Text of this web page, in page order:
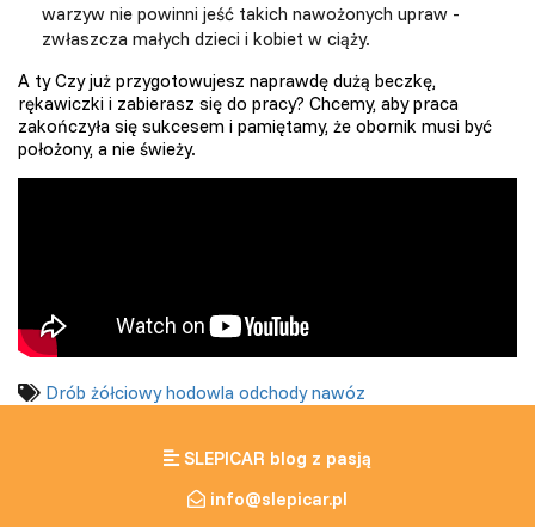
warzyw nie powinni jeść takich nawożonych upraw -
zwłaszcza małych dzieci i kobiet w ciąży.
A ty Czy już przygotowujesz naprawdę dużą beczkę,
rękawiczki i zabierasz się do pracy? Chcemy, aby praca
zakończyła się sukcesem i pamiętamy, że obornik musi być
położony, a nie świeży.
Drób żółciowy hodowla odchody nawóz
SLEPICAR blog z pasją
info@slepicar.pl